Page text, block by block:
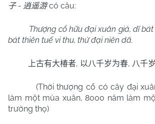
子 - 逍遥游 có câu:
Thượng cổ hữu đại xuân giả, dĩ
bát thiên tuế vi thu, thử đại niên dã.
上古有大椿者, 以八千岁为春, 八千
(Thời thượng cổ có cây đại
làm một mùa xuân, 8000 năm làm
trường thọ)